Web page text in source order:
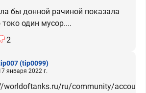
бы донной рачиной показала
токо один мусор....
2
(tip0099)
января 2022 г.
worldoftanks.ru/ru/community/